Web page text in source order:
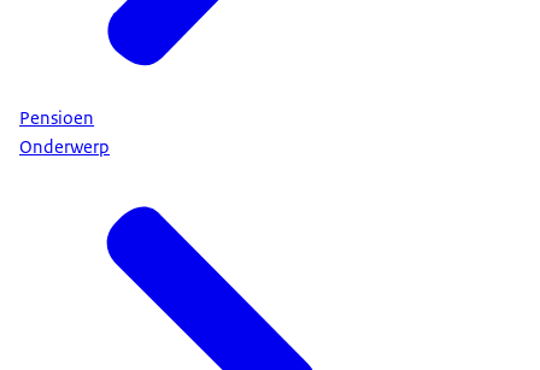
Pensioen
Onderwerp